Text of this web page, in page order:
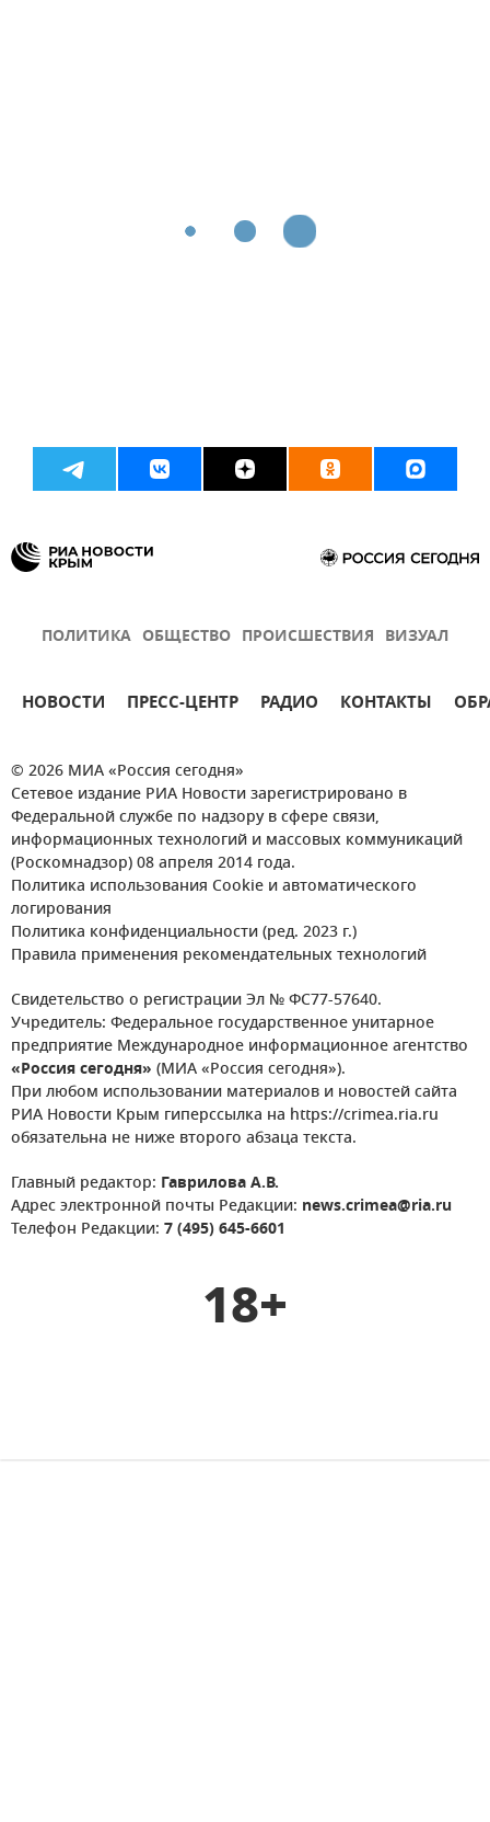
ПОЛИТИКА ОБЩЕСТВО ПРОИСШЕСТВИЯ ВИЗУАЛ
НОВОСТИ ПРЕСС-ЦЕНТР РАДИО КОНТАКТЫ
© 2026 МИА «Россия сегодня»
Сетевое издание РИА Новости зарегистрировано в
Федеральной службе по надзору в сфере связи,
информационных технологий и массовых коммуникаций
(Роскомнадзор) 08 апреля 2014 года.
Политика использования Cookie и автоматического
логирования
Политика конфиденциальности (ред. 2023 г.)
Правила применения рекомендательных технологий
Свидетельство о регистрации Эл № ФС77-57640.
Учредитель: Федеральное государственное унитарное
предприятие Международное информационное агентство
«Россия сегодня» (МИА «Россия сегодня»).
При любом использовании материалов и новостей сайта
РИА Новости Крым гиперссылка на https://crimea.ria.ru
обязательна не ниже второго абзаца текста.
Главный редактор: Гаврилова А.В.
Адрес электронной почты Редакции: news.crimea@ria.ru
Телефон Редакции: 7 (495) 645-6601
18+